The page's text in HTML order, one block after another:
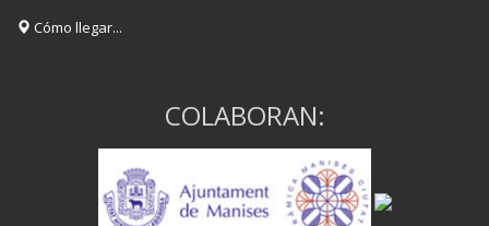
Cómo llegar...
COLABORAN: